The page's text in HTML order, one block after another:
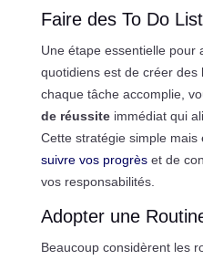
Faire des To Do List
Une étape essentielle pour
quotidiens est de créer des
chaque tâche accomplie,
de réussiteimmédiat qui
Cette stratégie simple
suivre vos progrèset de
vos responsabilités.
Adopter une
Beaucoup considèrent les